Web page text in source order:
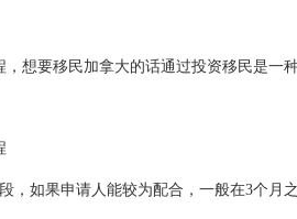
想要移民加拿大的话通过投资移民是一
如果申请人能较为配合，一般在3个月